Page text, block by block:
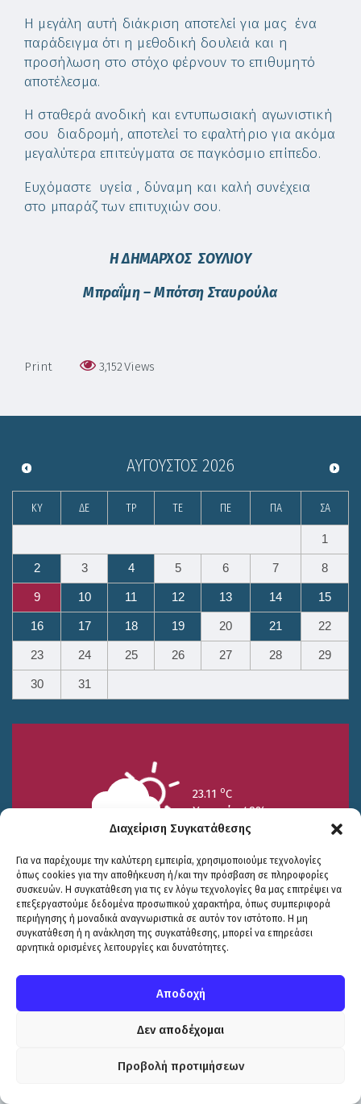
Διαχείριση Συγκατάθεσης
Για να παρέχουμε την καλύτερη εμπειρία, χρησιμοποιούμε τεχνολογίες
όπως cookies για την αποθήκευση ή/και την πρόσβαση σε πληροφορίες
συσκευών. Η συγκατάθεση για τις εν λόγω τεχνολογίες θα μας επιτρέψει να
επεξεργαστούμε δεδομένα προσωπικού χαρακτήρα, όπως συμπεριφορά
περιήγησης ή μοναδικά αναγνωριστικά σε αυτόν τον ιστότοπο. Η μη
συγκατάθεση ή η ανάκληση της συγκατάθεσης, μπορεί να επηρεάσει
αρνητικά ορισμένες λειτουργίες και δυνατότητες.
Αποδοχή
Δεν αποδέχομαι
Προβολή προτιμήσεων
Η μεγάλη αυτή διάκριση αποτελεί για μας ένα
παράδειγμα ότι η μεθοδική δουλειά και η
προσήλωση στο στόχο φέρνουν το επιθυμητό
αποτέλεσμα.
Η σταθερά ανοδική και εντυπωσιακή αγωνιστική
σου διαδρομή, αποτελεί το εφαλτήριο για ακόμα
μεγαλύτερα επιτεύγματα σε παγκόσμιο επίπεδο.
Ευχόμαστε υγεία , δύναμη και καλή συνέχεια
στο μπαράζ των επιτυχιών σου.
Η ΔΗΜΑΡΧΟΣ ΣΟΥΛΙΟΥ
Μπραΐμη – ΜπότσηΣταυρούλα
Print 3,152Views
ΑΎΓΟΥΣΤΟΣ 2026
ΚΥ ΔΕ ΤΡ ΤΕ ΠΕ ΠΑ ΣΑ
1
2 3 4 5 6 7 8
9 10 11 12 13 14 15
16 17 18 19 20 21 22
23 24 25 26 27 28 29
30 31
23.11 oC
Υγρασία 49%
25/7
15.73 oC
26/7
17.99oC
27/7
20.94oC
© COPYRIGHT ΔΗΜΟΣ ΣΟΥΛΙΟΥ 2026
ΕΓΚΡΙΤΟΣ GROUP